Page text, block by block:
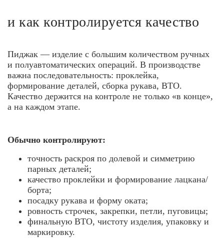
и как контролируется качество
Пиджак — изделие с большим количеством ручных
и полуавтоматических операций. В производстве
важна последовательность: проклейка,
формирование деталей, сборка рукава, ВТО.
Качество держится на контроле не только «в конце»,
а на каждом этапе.
Обычно контролируют:
точность раскроя по долевой и симметрию
парных деталей;
качество проклейки и формирование лацкана/
борта;
посадку рукава и форму оката;
ровность строчек, закрепки, петли, пуговицы;
финальную ВТО, чистоту изделия, упаковку и
маркировку.